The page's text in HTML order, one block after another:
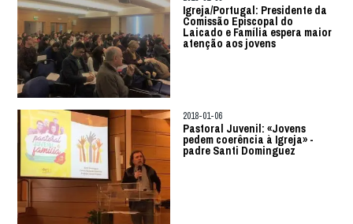
Igreja/Portugal: Presidente da
Comissão Episcopal do
Laicado e Família espera maior
atenção aos jovens
2018-01-06
Pastoral Juvenil: «Jovens
pedem coerência à Igreja» -
padre Santi Dominguez